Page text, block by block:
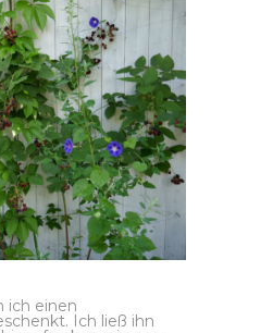
ich einen
Ich ließ ihn